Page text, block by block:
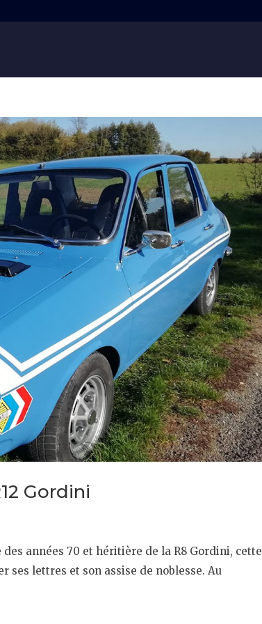
Gordini
années 70 et héritière de la R8 Gordini, cette
lettres et son assise de noblesse. Au